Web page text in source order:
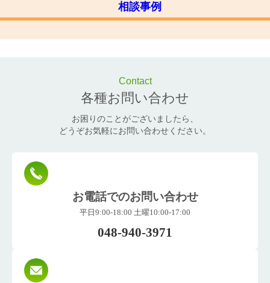
相談事例
Contact
各種お問い合わせ
お困りのことがございましたら、
どうぞお気軽にお問い合わせください。
お電話でのお問い合わせ
平日9:00-18:00 土曜10:00-17:00
048-940-3971